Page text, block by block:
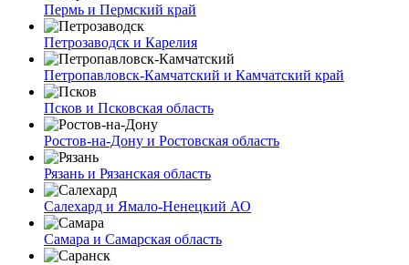
Пермь и Пермский край
Петрозаводск и Карелия
Петропавловск-Камчатский и Камчатский край
Псков и Псковская область
Ростов-на-Дону и Ростовская область
Рязань и Рязанская область
Салехард и Ямало-Ненецкий АО
Самара и Самарская область